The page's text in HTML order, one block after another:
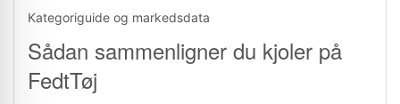
Kategoriguide og markedsdata
Sådan sammenligner du kjoler på
FedtTøj